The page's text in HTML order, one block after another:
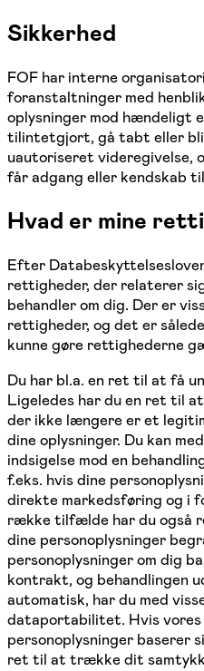
Sikkerhed
FOF har interne
foranstaltninger med
oplysninger mod hændeligt
tilintetgjort, gå tabt eller
uautoriseret videregivelse,
får adgang eller kendskab
Hvad er mine
Efter
rettigheder, der relaterer
behandler om dig. Der er
rettigheder, og det er
kunne gøre rettighederne
Du har bl.a. en ret til at få
Ligeledes har du en ret til
der ikke længere er et
dine oplysninger. Du kan
indsigelse mod en
f.eks. hvis dine
direkte markedsføring og i
række tilfælde har du også
dine personoplysninger
personoplysninger om dig
kontrakt, og behandlingen
automatisk, har du med
dataportabilitet. Hvis vores
personoplysninger baserer
ret til at trække dit